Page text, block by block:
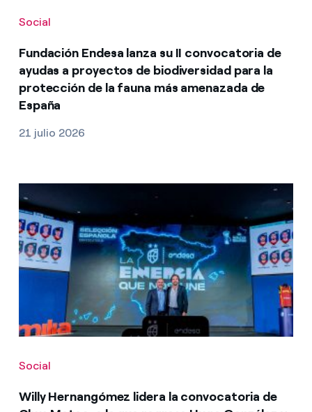
Social
Fundación Endesa lanza su II convocatoria de
ayudas a proyectos de biodiversidad para la
protección de la fauna más amenazada de
España
21 julio 2026
Social
Willy Hernangómez lidera la convocatoria de